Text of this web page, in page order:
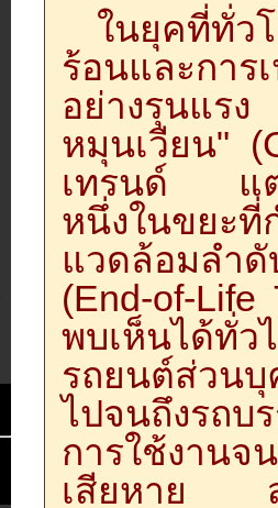
ในยุคที่ทั่ว
ร้อนและการ
อย่างรุนแ
หมุนเวียน"
เทรนด์ แต่
หนึ่งในขยะที่
แวดล้อมลำ
(End-of-Life
พบเห็นได้ทั่
รถยนต์ส่วน
ไปจนถึงรถ
การใช้งานจ
เสียหาย ส่